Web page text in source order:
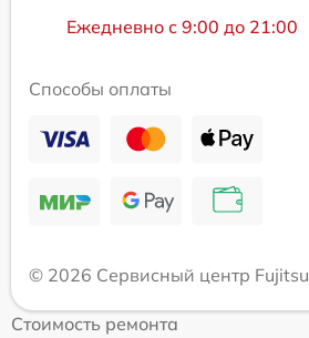
Ежедневно с 9:00 до 21:00
Способы оплаты
© 2026 Сервисный центр Fujitsu
Стоимость ремонта